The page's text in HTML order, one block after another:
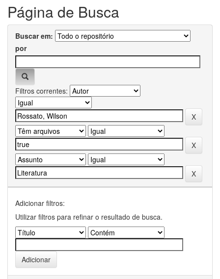
Página de Busca
Buscar em:
por
Filtros correntes:
Adicionar filtros:
Utilizar filtros para refinar o resultado de busca.